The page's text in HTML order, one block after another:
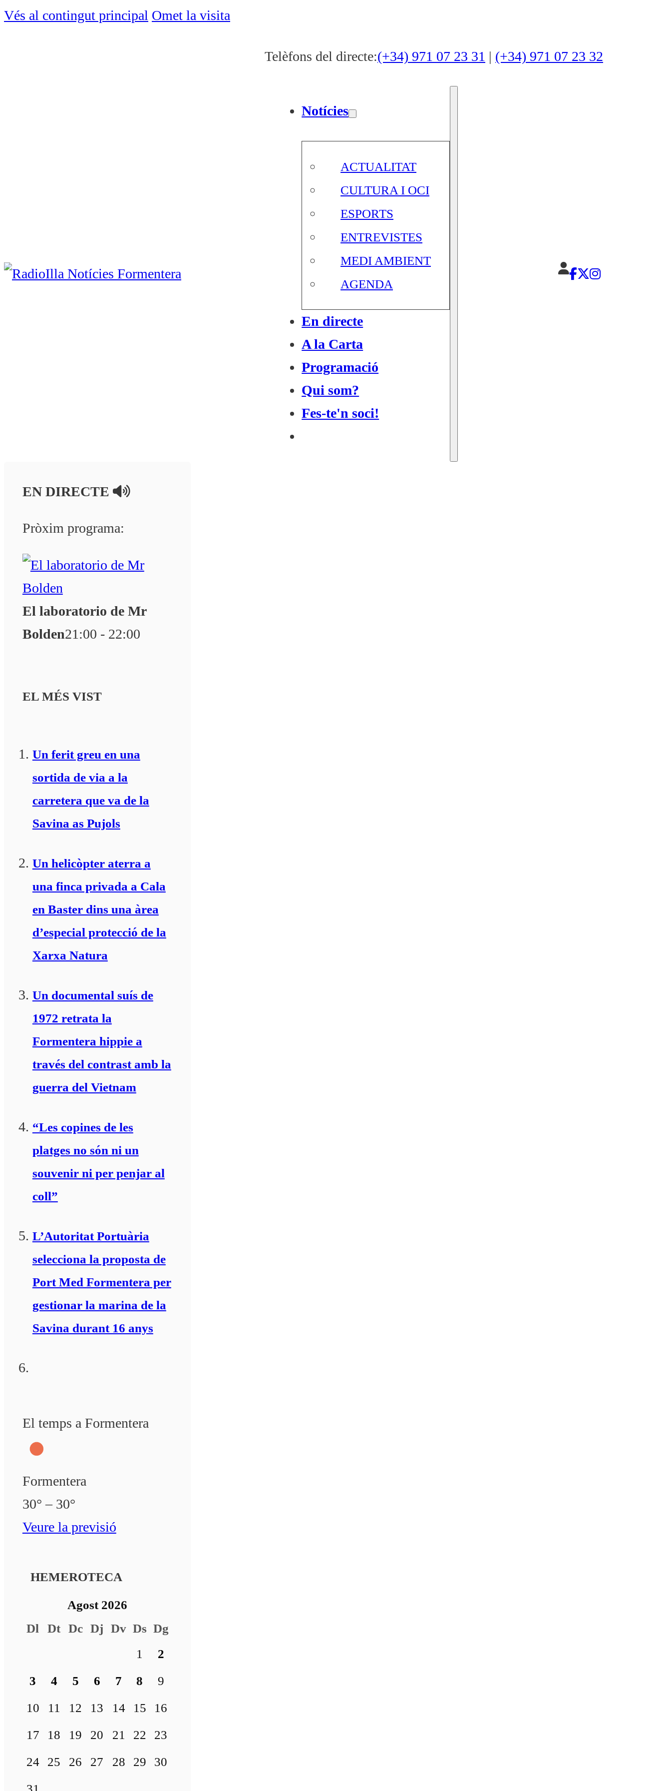
Vés al contingut principal Omet la visita
Telèfons del directe:(+34) 971 07 23 31 | (+34) 971 07 23 32
Notícies
ACTUALITAT
CULTURA I OCI
ESPORTS
ENTREVISTES
MEDI AMBIENT
AGENDA
En directe
A la Carta
Programació
Qui som?
Fes-te'n soci!
EN DIRECTE
Pròxim programa:
El laboratorio de Mr
Bolden21:00 - 22:00
EL MÉS VIST
Un ferit greu en una
sortida de via a la
carretera que va de la
Savina as Pujols
Un helicòpter aterra a
una finca privada a Cala
en Baster dins una àrea
d’especial protecció de la
Xarxa Natura
Un documental suís de
1972 retrata la
Formentera hippie a
través del contrast amb la
guerra del Vietnam
“Les copines de les
platges no són ni un
souvenir ni per penjar al
coll”
L’Autoritat Portuària
selecciona la proposta de
Port Med Formentera per
gestionar la marina de la
Savina durant 16 anys
El temps a Formentera
Formentera
30° – 30°
Veure la previsió
HEMEROTECA
Agost 2026
Dl
Dt Dc Dj Dv Ds Dg
1
2
3
4 5 6 7 8
9
10
11 12 13 14 15
16
17
18 19 20 21 22
23
24
25 26 27 28 29
30